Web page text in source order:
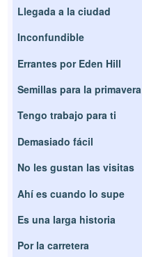
Llegada a la ciudad
Inconfundible
Errantes por Eden Hill
Semillas para la primavera
Tengo trabajo para ti
Demasiado fácil
No les gustan las visitas
Ahí es cuando lo supe
Es una larga historia
Por la carretera